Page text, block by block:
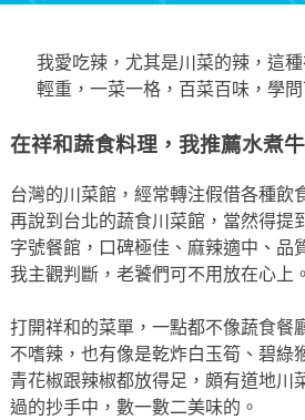
我愛吃辣，尤其是川菜的辣，這
輕重，一菜一格，百菜百味，學問
在祥和蔬食料理，我推薦水煮
台灣的川菜館，經常轉注假借各種
再說到台北的蔬食川菜館，當然得提
字號餐館，口碑極佳、麻辣適中、
我主觀判斷，老饕們可不用放在心上。
打開祥和的菜單，一點都不像蔬食餐
不嗜辣，也有像是乾炸白玉筍、碧
青花椒跟辣椒都放得足，頗有道地
過的抄手中，數一數二美味的。